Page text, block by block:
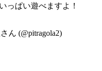
っぱい遊べますよ！
ん (@pitragola2)